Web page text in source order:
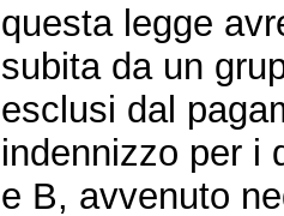
questa legge
subita da un
esclusi dal
indennizzo per i
e B, avvenuto